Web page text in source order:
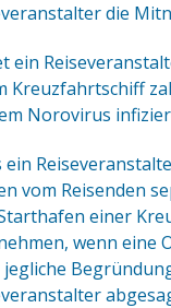
die
ein
Kreuzfahrtschiff
Norovirus
ein
vom Reisenden
einer
wenn eine